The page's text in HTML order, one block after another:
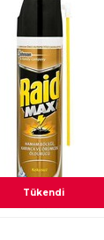
Tükendi